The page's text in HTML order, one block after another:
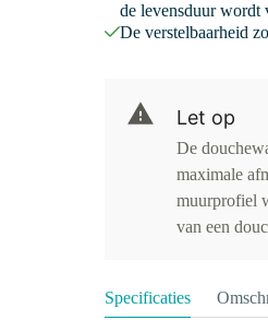
de levensduur wordt
De verstelbaarheid
Let op
De
maximale
muurprofiel
van een
Specificaties